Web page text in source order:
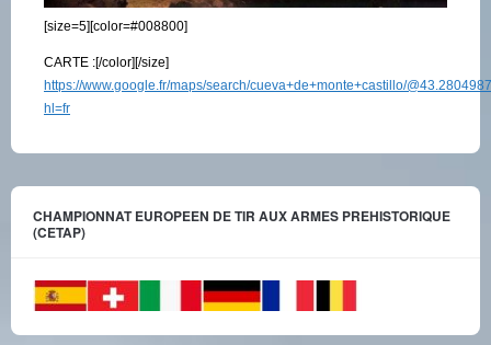
[size=5][color=#008800]
CARTE :[/color][/size]
https://www.google.fr/maps/search/cueva+de+monte+castillo/
hl=fr
CHAMPIONNAT EUROPEEN DE TIR AUX ARMES PREHISTORIQUE
(CETAP)